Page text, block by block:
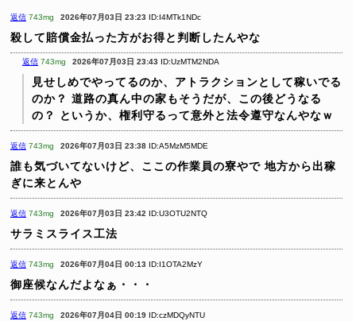
返信 743mg 2026年07月03日 23:23 ID:I4MTk1NDc
殺して賠償金払った方がお得と判断したんやな
返信 743mg 2026年07月03日 23:43 ID:UzMTM2NDA
見せしめでやってるのか、アトラクションとして稼いでる
のか？ 道路の真ん中の家もそうだが、この後どうなる
の？
というか、権利守るって意外と法令遵守なんやなｗ
返信 743mg 2026年07月03日 23:38 ID:A5MzM5MDE
誰も気づいてないけど、ここの作業員の寮やで 地方から出稼
ぎに来とんや
返信 743mg 2026年07月03日 23:42 ID:U3OTU2NTQ
サラミスライス工法
返信 743mg 2026年07月04日 00:13 ID:I1OTA2MzY
御座候なんだよなぁ・・・
返信 743mg 2026年07月04日 00:19 ID:czMDQyNTU